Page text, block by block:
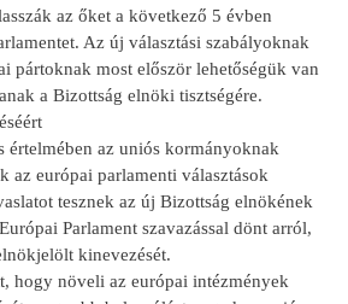
az őket a következő 5 évben
Az új választási szabályoknak
pártoknak most először lehetőségük van
a Bizottság elnöki tisztségére.
értelmében az uniós kormányoknak
az európai parlamenti választások
tesznek az új Bizottság elnökének
Parlament szavazással dönt arról,
kinevezését.
hogy növeli az európai intézmények